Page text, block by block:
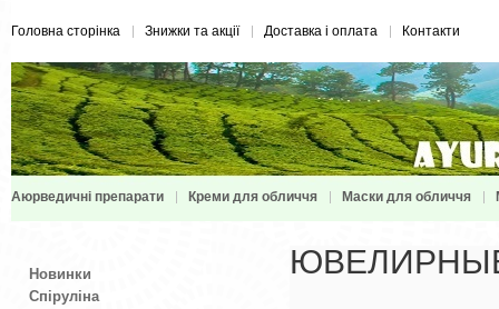
Головна сторінка Знижки та акції Доставка і оплата Контакти
Аюрведичні препарати Креми для обличчя Маски для обличчя
Новинки
Спіруліна